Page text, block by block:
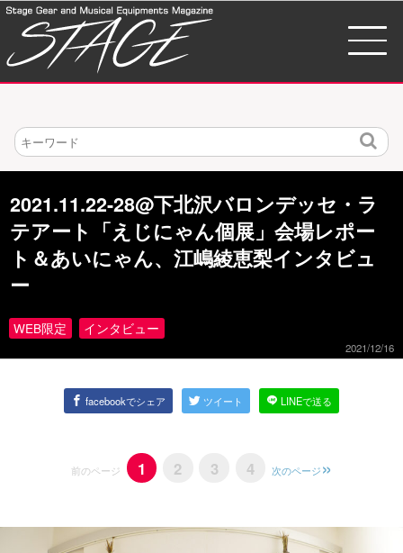
検
2021.11.22-28@下北沢バロンデッセ・ラ
テアート「えじにゃん個展」会場レポー
ト＆あいにゃん、江嶋綾恵梨インタビュ
ー
WEB限定 インタビュー
2021/12/16
facebookでシェア ツイート LINEで送る
前のページ 1 2 3 4 次のページ